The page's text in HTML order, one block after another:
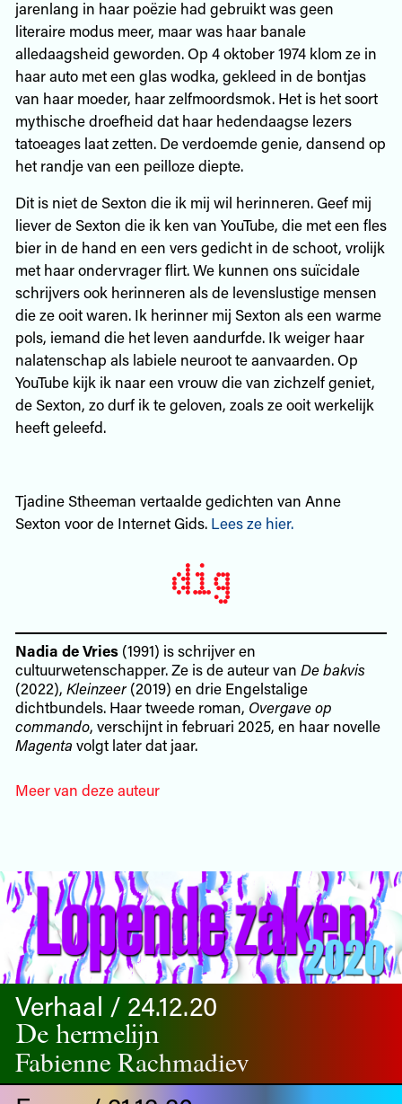
jarenlang in haar poëzie had gebruikt was geen
literaire modus meer, maar was haar banale
alledaagsheid geworden. Op 4 oktober 1974 klom ze in
haar auto met een glas wodka, gekleed in de bontjas
van haar moeder, haar zelfmoordsmok. Het is het soort
mythische droefheid dat haar hedendaagse lezers
tatoeages laat zetten. De verdoemde genie, dansend op
het randje van een peilloze diepte.
Dit is niet de Sexton die ik mij wil herinneren. Geef mij
liever de Sexton die ik ken van YouTube, die met een fles
bier in de hand en een vers gedicht in de schoot, vrolijk
met haar ondervrager flirt. We kunnen ons suïcidale
schrijvers ook herinneren als de levenslustige mensen
die ze ooit waren. Ik herinner mij Sexton als een warme
pols, iemand die het leven aandurfde. Ik weiger haar
nalatenschap als labiele neuroot te aanvaarden. Op
YouTube kijk ik naar een vrouw die van zichzelf geniet,
de Sexton, zo durf ik te geloven, zoals ze ooit werkelijk
heeft geleefd.
Tjadine Stheeman vertaalde gedichten van Anne
Sexton voor de Internet Gids. Lees ze hier.
Nadia de Vries (1991) is schrijver en
cultuurwetenschapper. Ze is de auteur van De bakvis
(2022), Kleinzeer(2019) en drie Engelstalige
dichtbundels. Haar tweede roman, Overgave op
commando, verschijnt in februari 2025, en haar novelle
Magenta volgt later dat jaar.
Meer van deze auteur
Verhaal / 24.12.20
De hermelijn
Fabienne Rachmadiev